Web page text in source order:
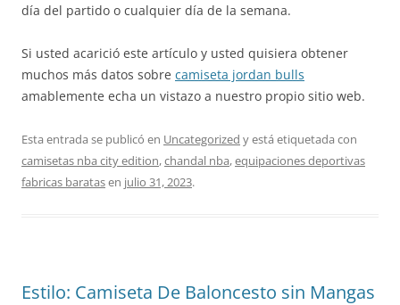
día del partido o cualquier día de la semana.
Si usted acarició este artículo y usted quisiera obtener
muchos más datos sobre camiseta jordan bulls
amablemente echa un vistazo a nuestro propio sitio web.
Esta entrada se publicó en Uncategorized y está etiquetada con
camisetas nba city edition,chandal nba,equipaciones deportivas
fabricas baratasen julio 31, 2023.
Estilo: Camiseta De Baloncesto sin Mangas